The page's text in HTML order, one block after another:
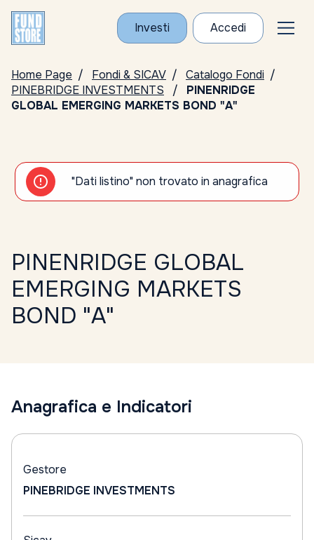
Investi Accedi
Home Page Fondi & SICAV
Catalogo Fondi
PINEBRIDGE INVESTMENTS
PINENRIDGE
GLOBAL EMERGING MARKETS BOND "A"
"Dati listino" non trovato in anagrafica
PINENRIDGE GLOBAL
EMERGING MARKETS
BOND "A"
Anagrafica e Indicatori
Gestore
PINEBRIDGE INVESTMENTS